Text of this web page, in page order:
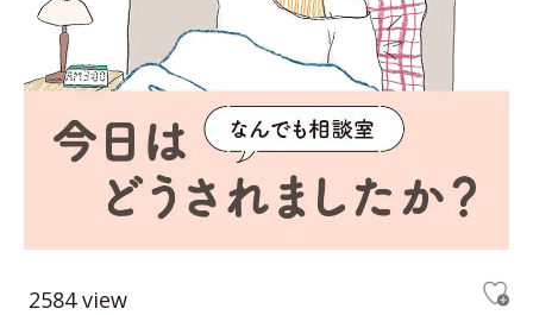
2584 view